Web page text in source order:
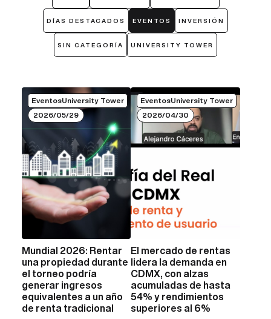
DÍAS DESTACADOS EVENTOS INVERSIÓN
SIN CATEGORÍA UNIVERSITY TOWER
EventosUniversity Tower
2026/05/29
VER MÁS
Mundial 2026: Rentar
una propiedad durante
el torneo podría
generar ingresos
equivalentes a un año
de renta tradicional
EventosUniversity Tower
2026/04/30
VER MÁS
El mercado de rentas
lidera la demanda en
CDMX, con alzas
acumuladas de hasta
54% y rendimientos
superiores al 6%